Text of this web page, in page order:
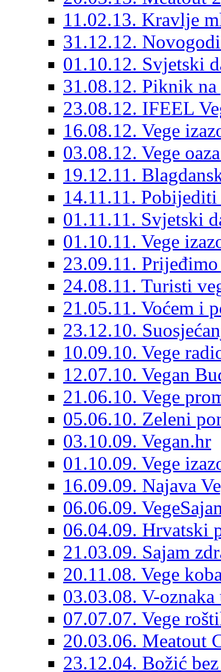
11.02.13. Kravlje
31.12.12.
01.10.12. Svjetski
31.08.12. Piknik
23.08.12. IFEEL
16.08.12. Vege
03.08.12. Vege
19.12.11.
14.11.11.
01.11.11. Svjetski
01.10.11. Vege
23.09.11.
24.08.11. Turisti
21.05.11. Voćem i
23.12.10.
10.09.10. Vege
12.07.10. Vegan
21.06.10. Vege
05.06.10. Zeleni
03.10.09. Vegan.hr
01.10.09. Vege
16.09.09. Najava
06.06.09.
06.04.09. Hrvatski
21.03.09. Sajam
20.11.08. Vege
03.03.08. V-
07.07.07. Vege
20.03.06. Meatout
23.12.04. Božić